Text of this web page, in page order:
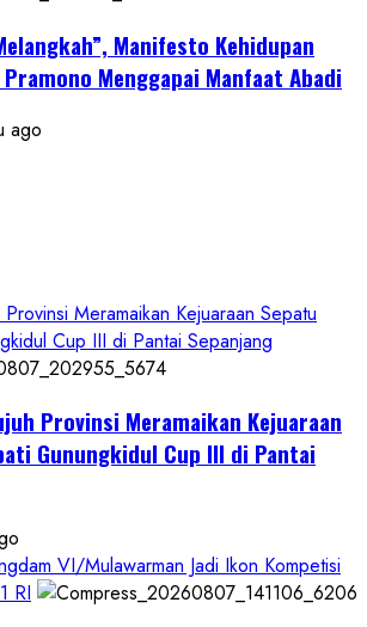
Manifesto Kehidupan
Menggapai Manfaat Abadi
ago
Meramaikan Kejuaraan Sepatu
Cup III di Pantai Sepanjang
Provinsi Meramaikan Kejuaraan
Gunungkidul Cup III di Pantai
VI/Mulawarman Jadi Ikon Kompetisi
RI